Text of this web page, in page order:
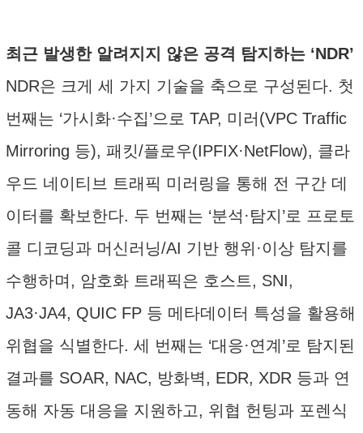
최근 발생한 알려지지 않은 공격 탐지하는 ‘NDR’
NDR은 크게 세 가지 기술을 축으로 구성된다. 첫
번째는 ‘가시화·수집’으로 TAP, 미러(VPC Traffic
Mirroring 등), 패킷/플로우(IPFIX·NetFlow), 클라
우드 네이티브 트래픽 미러링을 통해 전 구간 데
이터를 확보한다. 두 번째는 ‘분석·탐지’로 프로토
콜 디코딩과 머신러닝/AI 기반 행위·이상 탐지를
수행하며, 암호화 트래픽은 호스트, SNI,
JA3·JA4, QUIC FP 등 메타데이터 특성을 활용해
위협을 식별한다. 세 번째는 ‘대응·연계’로 탐지된
결과를 SOAR, NAC, 방화벽, EDR, XDR 등과 연
동해 자동 대응을 지원하고, 위협 헌팅과 포렌식